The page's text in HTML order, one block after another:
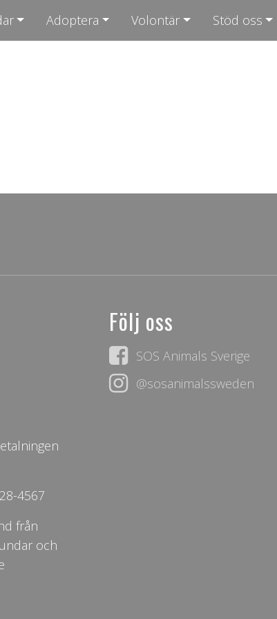
Adoptera Volontär Stöd oss
4567
från
och
Följ oss
SOS Animals Sverige
@sosanimalssweden